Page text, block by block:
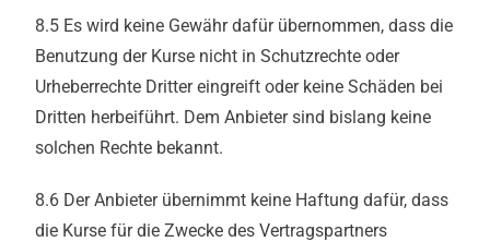
8.5 Es wird keine Gewähr dafür übernommen, dass die
Benutzung der Kurse nicht in Schutzrechte oder
Urheberrechte Dritter eingreift oder keine Schäden bei
Dritten herbeiführt. Dem Anbieter sind bislang keine
solchen Rechte bekannt.
8.6 Der Anbieter übernimmt keine Haftung dafür, dass
die Kurse für die Zwecke des Vertragspartners